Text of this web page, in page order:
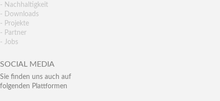
- Nachhaltigkeit
- Downloads
- Projekte
- Partner
- Jobs
SOCIAL MEDIA
Sie finden uns auch auf
folgenden Plattformen